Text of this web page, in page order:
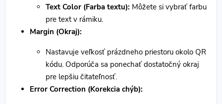
Text Color (Farba textu): Môžete si vybrať farbu
pre text v rámiku.
Margin (Okraj):
Nastavuje veľkosť prázdneho priestoru okolo QR
kódu. Odporúča sa ponechať dostatočný okraj
pre lepšiu čitateľnosť.
Error Correction (Korekcia chýb):